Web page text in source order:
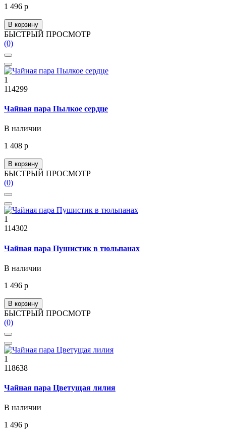
1 496 р
В корзину
БЫСТРЫЙ ПРОСМОТР
(0)
1
114299
Чайная пара Пылкое сердце
В наличии
1 408 р
В корзину
БЫСТРЫЙ ПРОСМОТР
(0)
1
114302
Чайная пара Пушистик в тюльпанах
В наличии
1 496 р
В корзину
БЫСТРЫЙ ПРОСМОТР
(0)
1
118638
Чайная пара Цветущая лилия
В наличии
1 496 р